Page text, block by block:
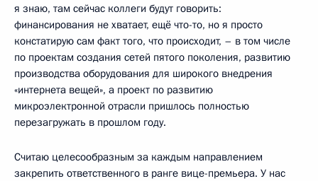
я знаю, там сейчас коллеги будут говорить:
финансирования не хватает, ещё что-то, но я просто
констатирую сам факт того, что происходит, – в том числе
по проектам создания сетей пятого поколения, развитию
производства оборудования для широкого внедрения
«интернета вещей», а проект по развитию
микроэлектронной отрасли пришлось полностью
перезагружать в прошлом году.
Считаю целесообразным за каждым направлением
закрепить ответственного в ранге вице-премьера. У нас